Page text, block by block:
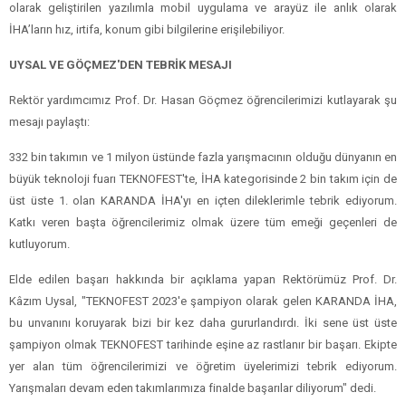
olarak geliştirilen yazılımla mobil uygulama ve arayüz ile anlık olarak
İHA’ların hız, irtifa, konum gibi bilgilerine erişilebiliyor.
UYSAL VE GÖÇMEZ'DEN TEBRİK MESAJI
Rektör yardımcımız Prof. Dr. Hasan Göçmez öğrencilerimizi kutlayarak şu
mesajı paylaştı:
332 bin takımın ve 1 milyon üstünde fazla yarışmacının olduğu dünyanın en
büyük teknoloji fuarı TEKNOFEST'te, İHA kategorisinde 2 bin takım için de
üst üste 1. olan KARANDA İHA'yı en içten dileklerimle tebrik ediyorum.
Katkı veren başta öğrencilerimiz olmak üzere tüm emeği geçenleri de
kutluyorum.
Elde edilen başarı hakkında bir açıklama yapan Rektörümüz Prof. Dr.
Kâzım Uysal, "TEKNOFEST 2023'e şampiyon olarak gelen KARANDA İHA,
bu unvanını koruyarak bizi bir kez daha gururlandırdı. İki sene üst üste
şampiyon olmak TEKNOFEST tarihinde eşine az rastlanır bir başarı. Ekipte
yer alan tüm öğrencilerimizi ve öğretim üyelerimizi tebrik ediyorum.
Yarışmaları devam eden takımlarımıza finalde başarılar diliyorum" dedi.